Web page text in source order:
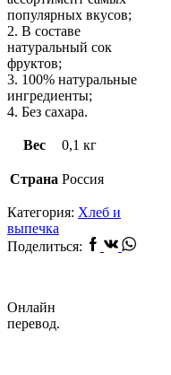
популярных вкусов;
2. В составе
натуральный сок
фруктов;
3. 100% натуральные
ингредиенты;
4. Без сахара.
Вес 0,1 кг
Страна Россия
Категория: Хлеб и
выпечка
Поделиться: Facebook
Vk Whatsapp
Онлайн
перевод.